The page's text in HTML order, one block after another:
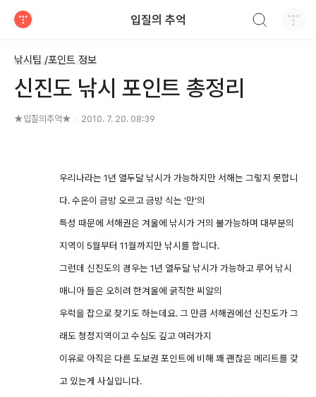
입질의 추억
낚시팁 /포인트 정보
신진도 낚시 포인트 총정리
★입질의추억★ 2010. 7. 20. 08:39
우리나라는 1년 열두달 낚시가 가능하지만 서해는 그렇지 못합니
다. 수온이 금방 오르고 금방 식는 '만'의
특성 때문에 서해권은 겨울에 낚시가 거의 불가능하며 대부분의
지역이 5월부터 11월까지만 낚시를 합니다.
그런데 신진도의 경우는 1년 열두달 낚시가 가능하고 루어 낚시
매니아 들은 오히려 한겨울에 굵직한 씨알의
우럭을 잡으로 찾기도 하는데요. 그 만큼 서해권에선 신진도가 그
래도 청정지역이고 수심도 깊고 여러가지
이유로 아직은 다른 도보권 포인트에 비해 꽤 괜찮은 메리트를 갖
고 있는게 사실입니다.